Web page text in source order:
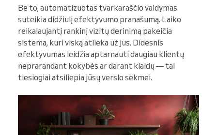
Be to, automatizuotas tvarkaraščio valdymas
suteikia didžiulį efektyvumo pranašumą. Laiko
reikalaujantį rankinį vizitų derinimą pakeičia
sistema, kuri viską atlieka už jus. Didesnis
efektyvumas leidžia aptarnauti daugiau klientų
neprarandant kokybės ar darant klaidų — tai
tiesiogiai atsiliepia jūsų verslo sėkmei.